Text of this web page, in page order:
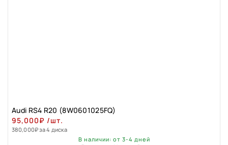
Audi RS4 R20 (8W0601025FQ)
95,000₽ /шт.
380,000₽за 4 диска
В наличии: от 3-4 дней